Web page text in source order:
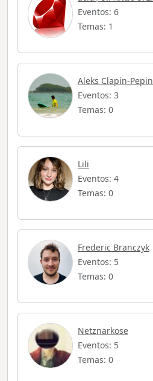
Eventos: 6
Temas: 1
Aleks Clapin-Pepin
Eventos: 3
Temas: 0
Lili
Eventos: 4
Temas: 0
Frederic Branczyk
Eventos: 5
Temas: 0
Netznarkose
Eventos: 5
Temas: 0